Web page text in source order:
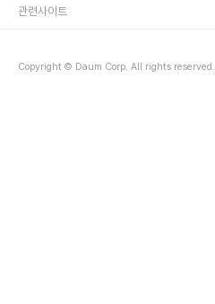
Copyright © Daum Corp. All rights reserved.
관련사이트